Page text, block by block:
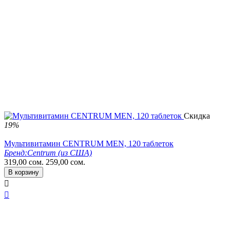
Скидка
19%
Мультивитамин CENTRUM MEN, 120 таблеток
Бренд:Centrum (из США)
319,00 сом. 259,00 сом.
В корзину

